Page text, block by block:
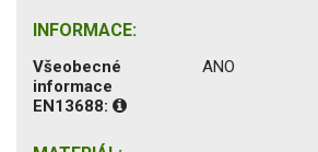
INFORMACE:
Všeobecné
informace
EN13688:
ANO